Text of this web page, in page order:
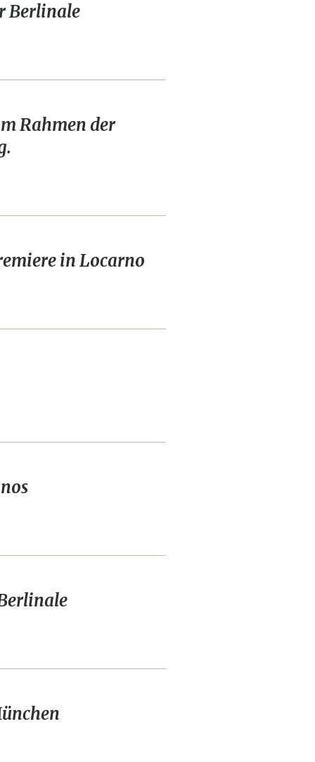
Berlinale
Rahmen der
in Locarno